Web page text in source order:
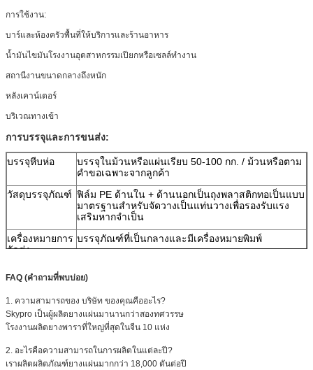
การใช้งาน:
บาร์และห้องครัวพื้นที่ให้บริการและร้านอาหาร
น้ำมันไขมันโรงงานอุตสาหกรรมเปียกหรือเซลล์ทำงาน
สถานีงานขนาดกลางถึงหนัก
หลังเคาน์เตอร์
บริเวณทางเข้า
การบรรจุและการขนส่ง:
บรรจุหีบห่อ
บรรจุในม้วนหรือแผ่นเรียบ 50-100 กก. / ม้วนหรือตาม
คำขอเฉพาะจากลูกค้า
วัสดุบรรจุภัณฑ์ ฟิล์ม PE ด้านใน + ด้านนอกเป็นถุงพลาสติกทอเป็นแบบ
มาตรฐานสำหรับจัดวางเป็นแท่นวางเพื่อรองรับแรง
เสริมหากจำเป็น
เครื่องหมายการ
จัดส่ง
บรรจุภัณฑ์ที่เป็นกลางและมีเครื่องหมายพิมพ์
เวลาจัดส่ง
ขนาดพิเศษ
เราให้บริการตัดขนาดพิเศษ
แผ่น
เรามีการเคลือบพิเศษด้วย PSA สิ่งทอหรือวัสดุอื่น ๆ
FAQ (คำถามที่พบบ่อย)
1. ความสามารถของ บริษัท ของคุณคืออะไร?
Skypro เป็นผู้ผลิตยางแผ่นมานานกว่าสองทศวรรษ
โรงงานผลิตยางพาราที่ใหญ่ที่สุดในจีน 10 แห่ง
2. อะไรคือความสามารถในการผลิตในแต่ละปี?
เราผลิตผลิตภัณฑ์ยางแผ่นมากกว่า 18,000 ตันต่อปี